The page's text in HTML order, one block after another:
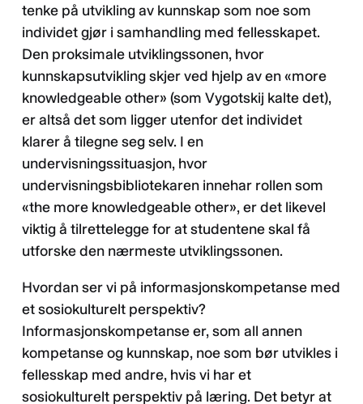
tenke på utvikling av kunnskap som noe som
individet gjør i samhandling med fellesskapet.
Den proksimale utviklingssonen, hvor
kunnskapsutvikling skjer ved hjelp av en «more
knowledgeable other» (som Vygotskij kalte det),
er altså det som ligger utenfor det individet
klarer å tilegne seg selv. I en
undervisningssituasjon, hvor
undervisningsbibliotekaren innehar rollen som
«the more knowledgeable other», er det likevel
viktig å tilrettelegge for at studentene skal få
utforske den nærmeste utviklingssonen.
Hvordan ser vi på informasjonskompetanse med
et sosiokulturelt perspektiv?
Informasjonskompetanse er, som all annen
kompetanse og kunnskap, noe som bør utvikles i
fellesskap med andre, hvis vi har et
sosiokulturelt perspektiv på læring. Det betyr at